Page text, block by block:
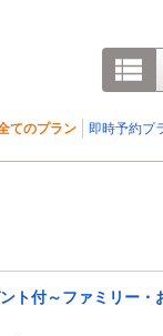
てのプラン 即時予約プ
ト付～ファミリー・